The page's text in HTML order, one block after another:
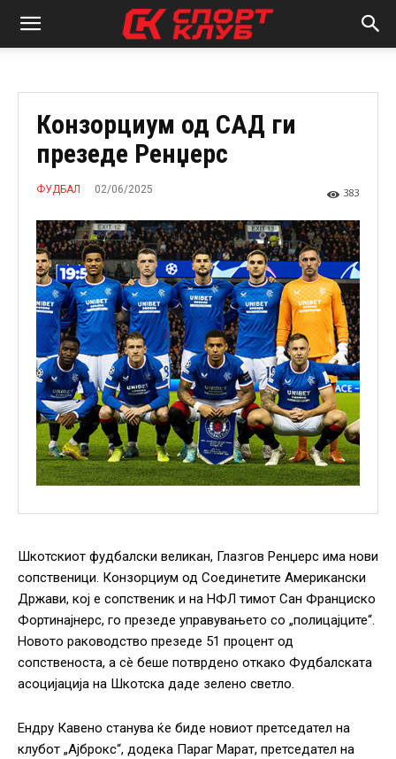
Конзорциум од САД ги
презеде Ренџерс
ФУДБАЛ 02/06/2025 383
Шкотскиот фудбалски великан, Глазгов Ренџерс има нови
сопственици. Конзорциум од Соединетите Американски
Држави, кој е сопственик и на НФЛ тимот Сан Франциско
Фортинајнерс, го презеде управувањето со „полицајците“.
Новото раководство презеде 51 процент од
сопственоста, а сè беше потврдено откако Фудбалската
асоцијација на Шкотска даде зелено светло.
Ендру Кавено станува ќе биде новиот претседател на
клубот „Ајброкс“, додека Параг Марат, претседател на